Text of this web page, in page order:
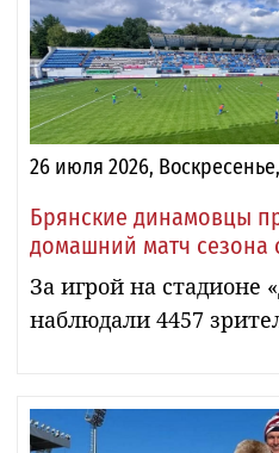
26 июля 2026, Воскресенье,
Брянские динамовцы
домашний матч сезона
За игрой на стадионе
наблюдали 4457